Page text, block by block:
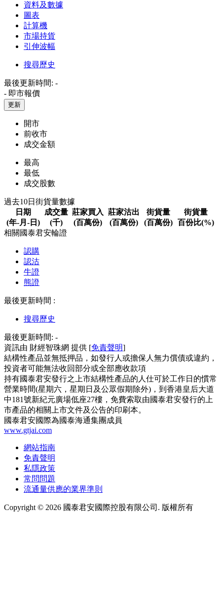
資料及數據
圖表
計算機
市場持貨
引伸波幅
搜尋歷史
最後更新時間: -
- 即市報價
更新
開市
前收市
成交金額
最高
最低
成交股數
過去10日街貨量數據
日期
(年-月-日)
成交量
(千)
莊家買入
(百萬份)
莊家沽出
(百萬份)
街貨量
(百萬份)
街貨量
百份比(%)
相關國泰君安輪證
認購
認沽
牛證
熊證
最後更新時間 :
搜尋歷史
最後更新時間: -
資訊由 財經智珠網 提供 [免責聲明]
結構性產品並無抵押品，如發行人或擔保人無力償債或違約，
投資者可能無法收回部分或全部應收款項
持有國泰君安發行之上市結構性產品的人仕可於工作日的慣常
營業時間(星期六，星期日及公眾假期除外)，到香港皇后大道
中181號新紀元廣場低座27樓，免費索取由國泰君安發行的上
市產品的相關上市文件及公告的印刷本。
國泰君安國際為國泰海通集團成員
www.gtjai.com
網站指南
免責聲明
私隱政策
常問問題
流通量供應的業界準則
Copyright © 2026 國泰君安國際控股有限公司. 版權所有